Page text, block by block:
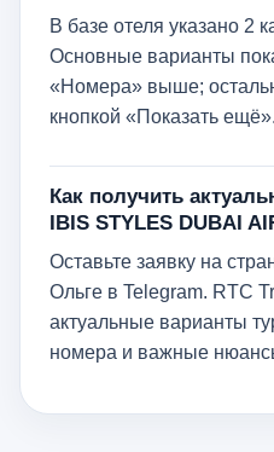
В базе отеля указано 2
Основные варианты
«Номера» выше;
кнопкой «Показать ещё».
Как получить
IBIS STYLES DUBAI
Оставьте заявку на
Ольге в Telegram. RTC
актуальные варианты
номера и важные